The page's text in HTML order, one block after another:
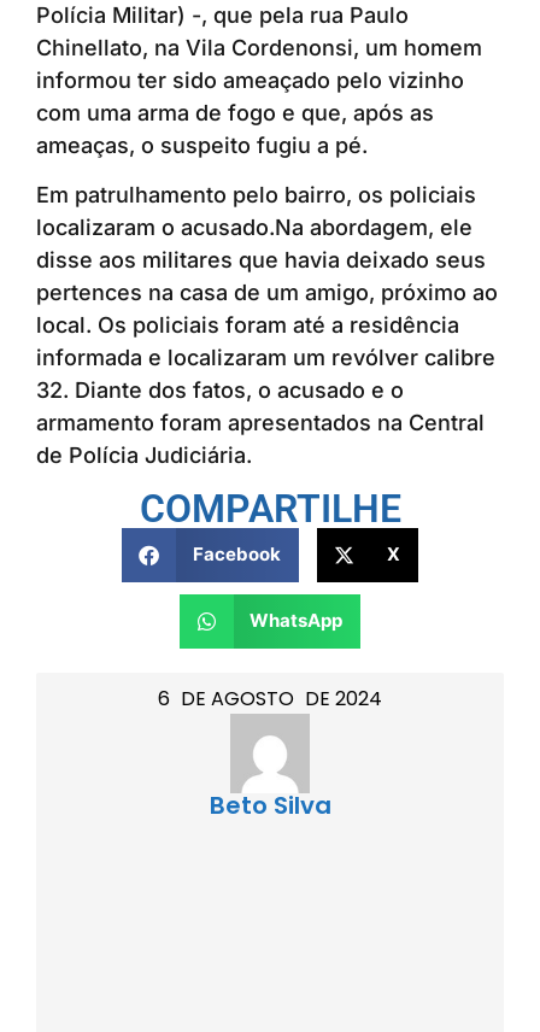
6 DE AGOSTO DE 2024
Beto Silva
Polícia Militar) -, que pela rua Paulo
Chinellato, na Vila Cordenonsi, um homem
informou ter sido ameaçado pelo vizinho
com uma arma de fogo e que, após as
ameaças, o suspeito fugiu a pé.
Em patrulhamento pelo bairro, os policiais
localizaram o acusado.Na abordagem, ele
disse aos militares que havia deixado seus
pertences na casa de um amigo, próximo ao
local. Os policiais foram até a residência
informada e localizaram um revólver calibre
32. Diante dos fatos, o acusado e o
armamento foram apresentados na Central
de Polícia Judiciária.
COMPARTILHE
Facebook X
WhatsApp